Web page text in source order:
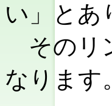
い」とあ
そのリ
なります